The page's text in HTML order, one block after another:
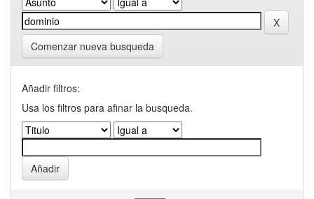
Comenzar nueva busqueda
Añadir filtros:
Usa los filtros para afinar la busqueda.